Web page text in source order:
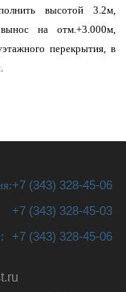
высотой 3.2м,
на отм.+3.000м,
перекрытия, в
+7 (343) 328-45-06
+7 (343) 328-45-03
+7 (343) 328-45-06